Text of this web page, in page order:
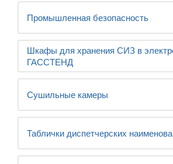
Промышленная безопасность
Шкафы для хранения СИЗ в
ГАССТЕНД
Сушильные камеры
Таблички диспетчерских